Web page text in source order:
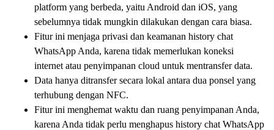
platform yang berbeda, yaitu Android dan iOS, yang
sebelumnya tidak mungkin dilakukan dengan cara biasa.
Fitur ini menjaga privasi dan keamanan history chat
WhatsApp Anda, karena tidak memerlukan koneksi
internet atau penyimpanan cloud untuk mentransfer data.
Data hanya ditransfer secara lokal antara dua ponsel yang
terhubung dengan NFC.
Fitur ini menghemat waktu dan ruang penyimpanan Anda,
karena Anda tidak perlu menghapus history chat WhatsApp